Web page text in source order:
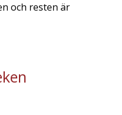
och resten är